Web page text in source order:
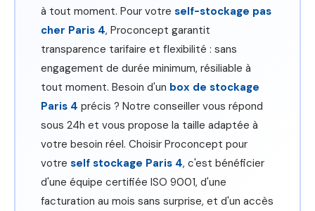
à tout moment. Pour votre self-stockage pas
cher Paris 4, Proconcept garantit
transparence tarifaire et flexibilité : sans
engagement de durée minimum, résiliable à
tout moment. Besoin d'un box de stockage
Paris 4 précis ? Notre conseiller vous répond
sous 24h et vous propose la taille adaptée à
votre besoin réel. Choisir Proconcept pour
votre self stockage Paris 4, c'est bénéficier
d'une équipe certifiée ISO 9001, d'une
facturation au mois sans surprise, et d'un accès